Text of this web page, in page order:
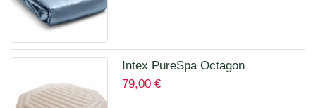
Intex PureSpa Octagon
Isolierende Abdeckung für 28456
79,00 €